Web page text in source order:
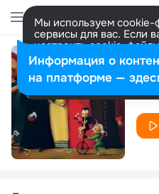
Мы используем cookie-
сервисы для вас. Если
настроить cookie-
представитель.
Разрешить все
Информация о
на платформе —